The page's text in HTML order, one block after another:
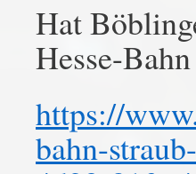
Hat
Hesse-
https://
bahn-